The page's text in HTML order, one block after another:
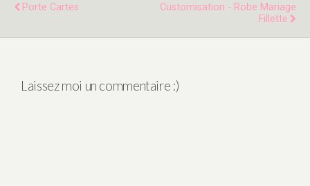
Porte Cartes
Customisation - Robe Mariage
Fillette
Laissez moi un commentaire :)